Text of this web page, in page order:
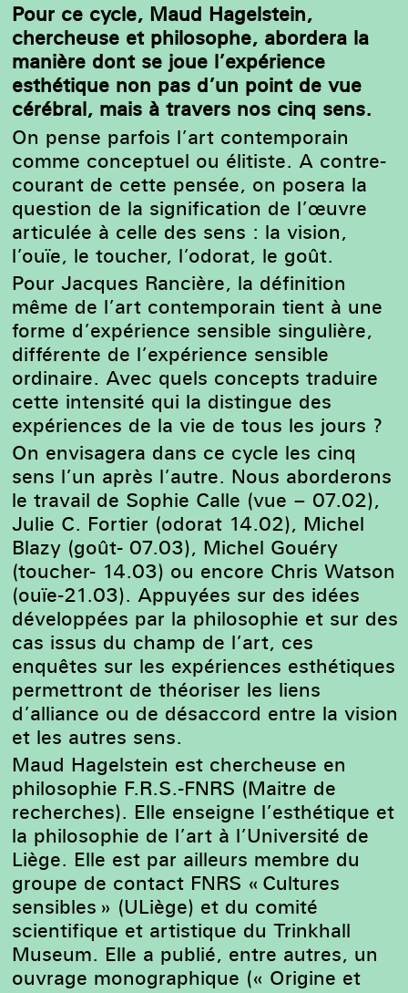
Pour ce cycle, Maud Hagelstein,
chercheuse et philosophe, abordera la
manière dont se joue l’expérience
esthétique non pas d’un point de vue
cérébral, mais à travers nos cinq sens.
On pense parfois l’art contemporain
comme conceptuel ou élitiste. A contre-
courant de cette pensée, on posera la
question de la signification de l’œuvre
articulée à celle des sens : la vision,
l’ouïe, le toucher, l’odorat, le goût.
Pour Jacques Rancière, la définition
même de l’art contemporain tient à une
forme d’expérience sensible singulière,
différente de l’expérience sensible
ordinaire.Avec quels concepts traduire
cette intensité qui la distingue des
expériences de la vie de tous les jours ?
On envisagera dans ce cycle les cinq
sens l’un après l’autre. Nous aborderons
le travail de Sophie Calle (vue – 07.02),
Julie C. Fortier (odorat 14.02), Michel
Blazy (goût- 07.03), Michel Gouéry
(toucher- 14.03) ou encore Chris Watson
(ouïe-21.03). Appuyées sur des idées
développées par la philosophie et sur des
cas issus du champ de l’art, ces
enquêtes sur les expériences esthétiques
permettront dethéoriser les liens
d’alliance ou de désaccord entre la vision
et les autres sens.
Maud Hagelstein est chercheuse en
philosophie F.R.S.-FNRS (Maitre de
recherches). Elle enseigne l’esthétique et
la philosophie de l’art à l’Université de
Liège. Elle est par ailleurs membre du
groupe de contact FNRS « Cultures
sensibles » (ULiège) et du comité
scientifique et artistique du Trinkhall
Museum. Elle a publié, entre autres, un
ouvrage monographique (« Origine et